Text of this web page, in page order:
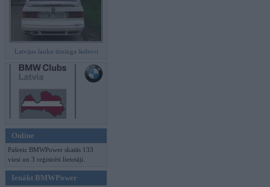
Latvijas lauku tūninga šedevri
Online
Pašreiz BMWPower skatās 133
viesi un 3 reģistrēti lietotāji.
Ienākt BMWPower